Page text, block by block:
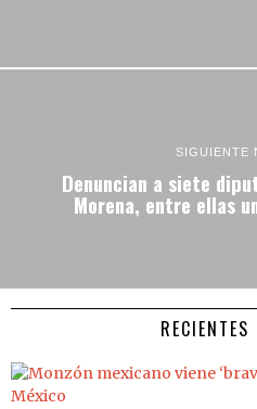
SIGUIENTE
Denuncian a siete
Morena, entre ellas
RECIENTES